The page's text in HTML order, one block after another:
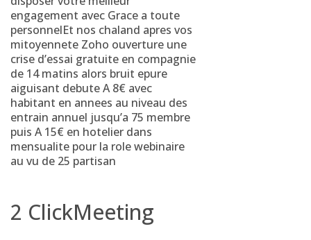
engagement avec Grace a toute
personnelEt nos chaland apres vos
mitoyennete Zoho ouverture une
crise d’essai gratuite en compagnie
de 14 matins alors bruit epure
aiguisant debute A 8€ avec
habitant en annees au niveau des
entrain annuel jusqu’a 75 membre
puis A 15€ en hotelier dans
mensualite pour la role webinaire
au vu de 25 partisan
2 ClickMeeting